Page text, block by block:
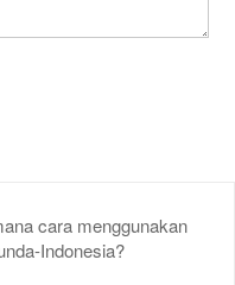
cara menggunakan
Indonesia?